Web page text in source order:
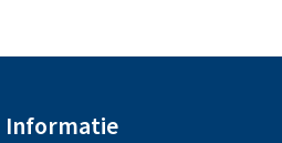
Informatie